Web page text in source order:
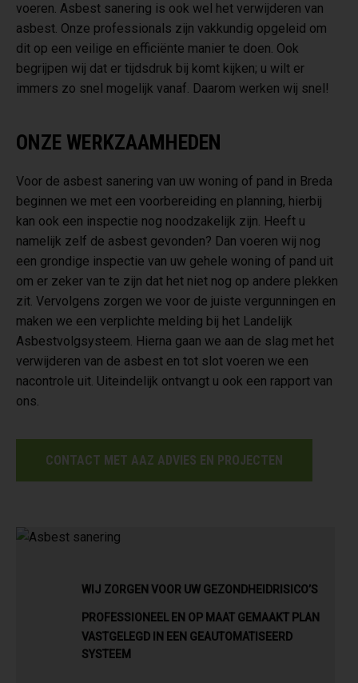
voeren. Asbest sanering is ook wel het verwijderen van
asbest. Onze professionals zijn vakkundig opgeleid om
dit op een veilige en efficiënte manier te doen. Ook
begrijpen wij dat er tijdsdruk bij komt kijken; u wilt er
immers zo snel mogelijk vanaf. Daarom werken wij snel!
ONZE WERKZAAMHEDEN
Voor de asbest sanering van uw woning of pand in Breda
beginnen we met een voorbereiding en planning, hierbij
kan ook een inspectie nog noodzakelijk zijn. Heeft u
namelijk zelf de asbest gevonden? Dan voeren wij nog
een grondige inspectie van uw gehele woning of pand uit
om er zeker van te zijn dat het niet nog op andere plekken
zit. Vervolgens zorgen we voor de juiste vergunningen en
maken we een verplichte melding bij het Landelijk
Asbestvolgsysteem. Hierna gaan we aan de slag met het
verwijderen van de asbest en tot slot voeren we een
nacontrole uit. Uiteindelijk ontvangt u ook een rapport van
ons.
CONTACT MET AAZ ADVIES EN PROJECTEN
WIJ ZORGEN VOOR UW GEZONDHEIDRISICO’S
PROFESSIONEEL EN OP MAAT GEMAAKT PLAN
VASTGELEGD IN EEN GEAUTOMATISEERD
SYSTEEM